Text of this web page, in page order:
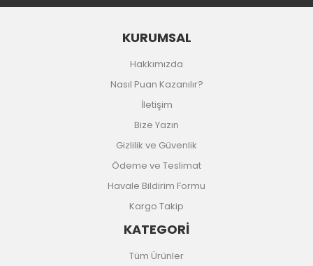
KURUMSAL
Hakkımızda
Nasıl Puan Kazanılır?
İletişim
Bize Yazın
Gizlilik ve Güvenlik
Ödeme ve Teslimat
Havale Bildirim Formu
Kargo Takip
KATEGORİ
Tüm Ürünler